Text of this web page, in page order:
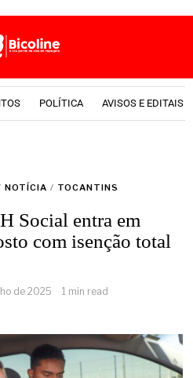
POLÍTICA AVISOS E EDITAIS
NOTÍCIA / TOCANTINS
Social entra em
com isenção total
de 2025 1 min read